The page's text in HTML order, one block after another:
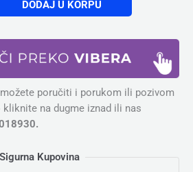
DODAJ U KORPU
poručiti i porukom ili pozivom
kliknite na dugme iznad ili nas
Sigurna Kupovina